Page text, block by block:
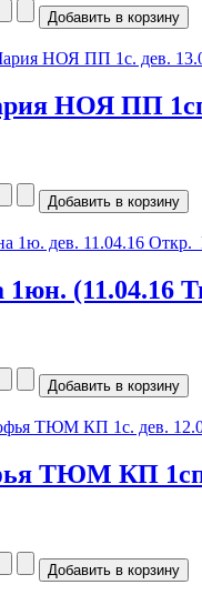
НОЯ ПП 1сп.
(11.04.16
ТЮМ КП 1сп.